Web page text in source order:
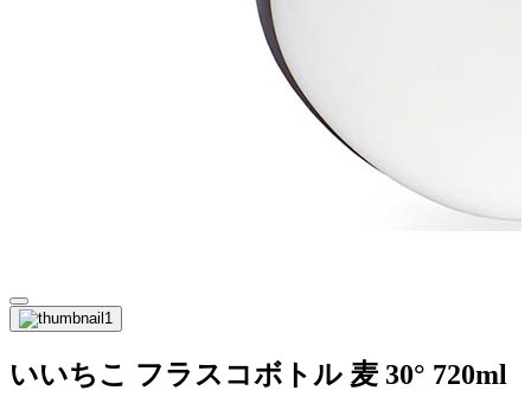
いいちこ フラスコボトル 麦 30° 720ml